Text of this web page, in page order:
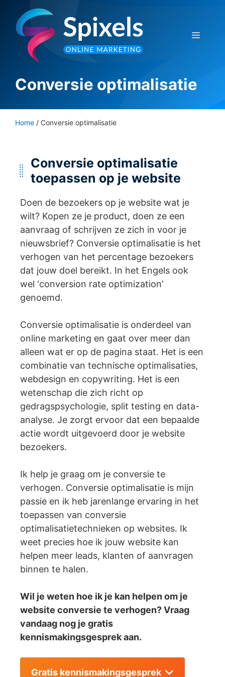
naar
inhoud
Menu
Conversie optimalisatie
Home / Conversie optimalisatie
Conversie optimalisatie
toepassen op je website
Doen de bezoekers op je website wat je
wilt? Kopen ze je product, doen ze een
aanvraag of schrijven ze zich in voor je
nieuwsbrief? Conversie optimalisatie is het
verhogen van het percentage bezoekers
dat jouw doel bereikt. In het Engels ook
wel ‘conversion rate optimization’
genoemd.
Conversie optimalisatie is onderdeel van
online marketing en gaat over meer dan
alleen wat er op de pagina staat. Het is een
combinatie van technische optimalisaties,
webdesign en copywriting. Het is een
wetenschap die zich richt op
gedragspsychologie, split testing en data-
analyse. Je zorgt ervoor dat een bepaalde
actie wordt uitgevoerd door je website
bezoekers.
Ik help je graag om je conversie te
verhogen. Conversie optimalisatie is mijn
passie en ik heb jarenlange ervaring in het
toepassen van conversie
optimalisatietechnieken op websites. Ik
weet precies hoe ik jouw website kan
helpen meer leads, klanten of aanvragen
binnen te halen.
Wil je weten hoe ik je kan helpen om je
website conversie te verhogen? Vraag
vandaag nog je gratis
kennismakingsgesprek aan.
Gratis kennismakingsgesprek